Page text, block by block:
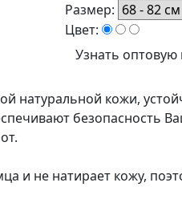
Размер:
Цвет:
Узнать оптовую
натуральной кожи,
безопасность
и не натирает кожу,